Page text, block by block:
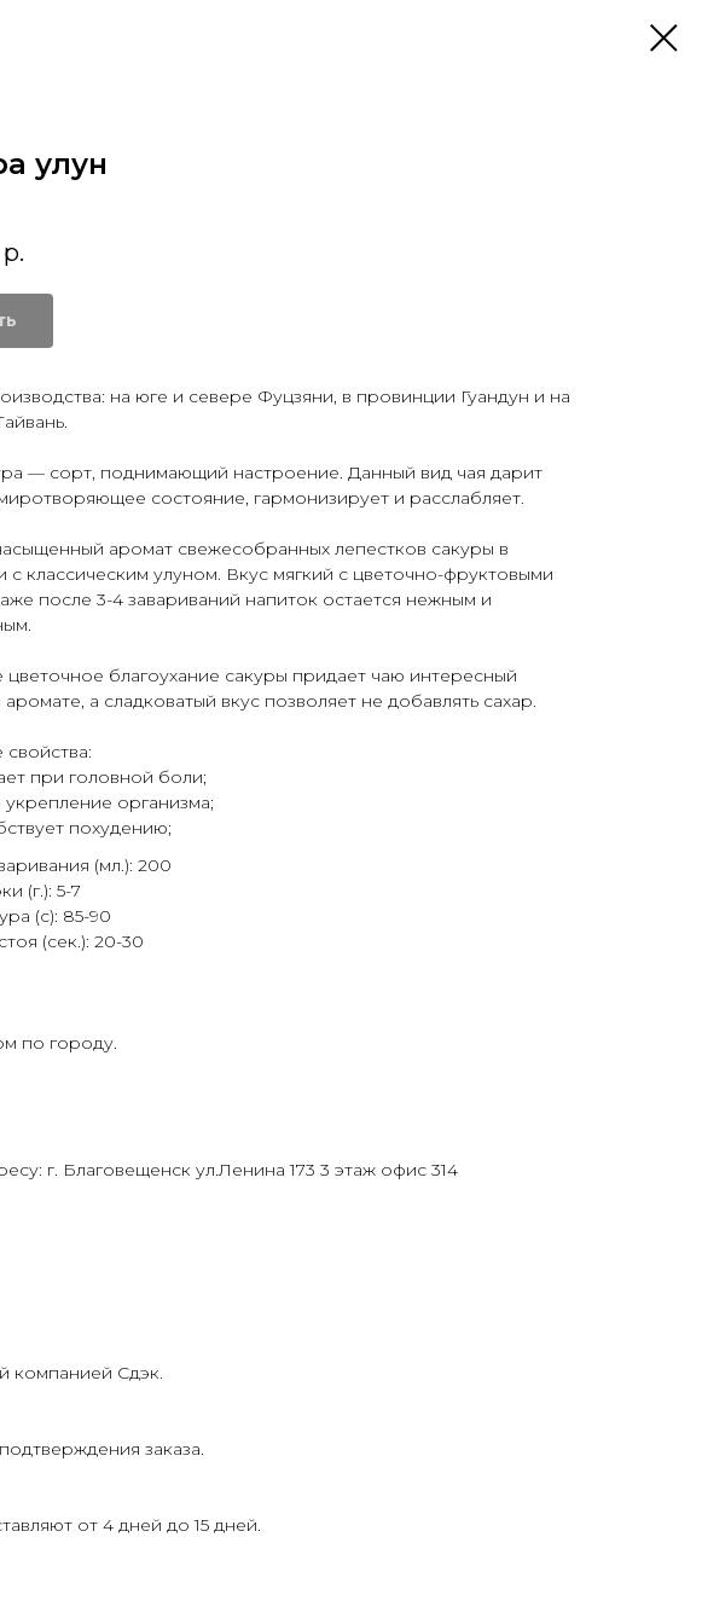
улун
р.
на юге и севере Фуцзяни, в провинции Гуандун и на
— сорт, поднимающий настроение. Данный вид чая дарит
состояние, гармонизирует и расслабляет.
аромат свежесобранных лепестков сакуры в
с классическим улуном. Вкус мягкий с цветочно-фруктовыми
после 3-4 завариваний напиток остается нежным и
цветочное благоухание сакуры придает чаю интересный
аромате, а сладковатый вкус позволяет не добавлять сахар.
при головной боли;
организма;
похудению;
(мл.): 200
(г.): 5-7
(с): 85-90
(сек.): 20-30
по городу.
г. Благовещенск ул.Ленина 173 3 этаж офис 314
компанией Сдэк.
заказа.
от 4 дней до 15 дней.